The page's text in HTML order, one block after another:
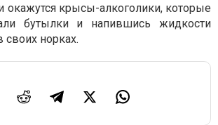
окажутся крысы-алкоголики, которые
бутылки и напившись жидкости
своих норках.